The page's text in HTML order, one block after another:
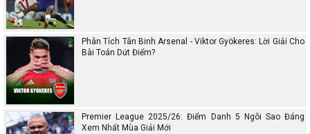
Phân Tích Tân Binh Arsenal - Viktor Gyökeres: Lời Giải Cho
Bài Toán Dứt Điểm?
Premier League 2025/26: Điểm Danh 5 Ngôi Sao Đáng
Xem Nhất Mùa Giải Mới